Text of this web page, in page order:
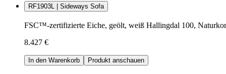
RF1903L | Sideways Sofa
FSC™-zertifizierte Eiche, geölt, weiß Hallingdal 100,
8.427 €
In den Warenkorb Produkt anschauen